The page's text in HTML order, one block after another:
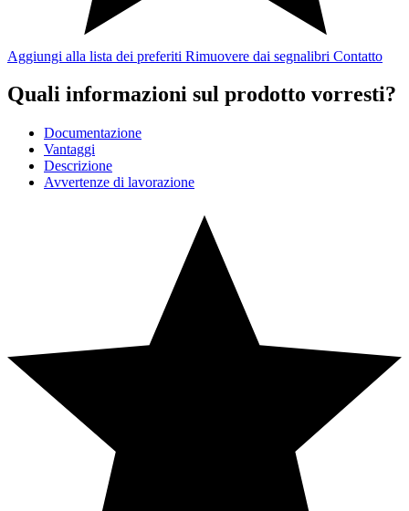
Aggiungi alla lista dei preferiti Rimuovere dai segnalibri Contatto
Quali informazioni sul prodotto vorresti?
Documentazione
Vantaggi
Descrizione
Avvertenze di lavorazione